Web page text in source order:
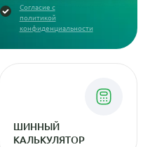
Согласие с
политикой
конфиденциальности
ШИННЫЙ
КАЛЬКУЛЯТОР